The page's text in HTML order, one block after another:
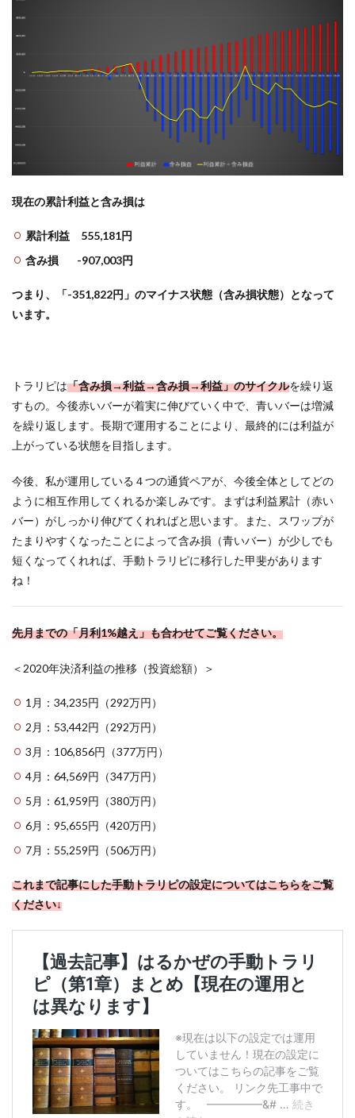
現在の累計利益と含み損は
累計利益 555,181円
含み損 -907,003円
つまり、「-351,822円」のマイナス状態（含み損状態）となって
います。
トラリピは「含み損→利益→含み損→利益」のサイクルを繰り返
すもの。今後赤いバーが着実に伸びていく中で、青いバーは増減
を繰り返します。長期で運用することにより、最終的には利益が
上がっている状態を目指します。
今後、私が運用している４つの通貨ペアが、今後全体としてどの
ように相互作用してくれるか楽しみです。まずは利益累計（赤い
バー）がしっかり伸びてくれればと思います。また、スワップが
たまりやすくなったことによって含み損（青いバー）が少しでも
短くなってくれれば、手動トラリピに移行した甲斐があります
ね！
先月までの「月利1%越え」も合わせてご覧ください。
＜2020年決済利益の推移（投資総額）＞
1月：34,235円（292万円）
2月：53,442円（292万円）
3月：106,856円（377万円）
4月：64,569円（347万円）
5月：61,959円（380万円）
6月：95,655円（420万円）
7月：55,259円（506万円）
これまで記事にした手動トラリピの設定についてはこちらをご覧
ください↓